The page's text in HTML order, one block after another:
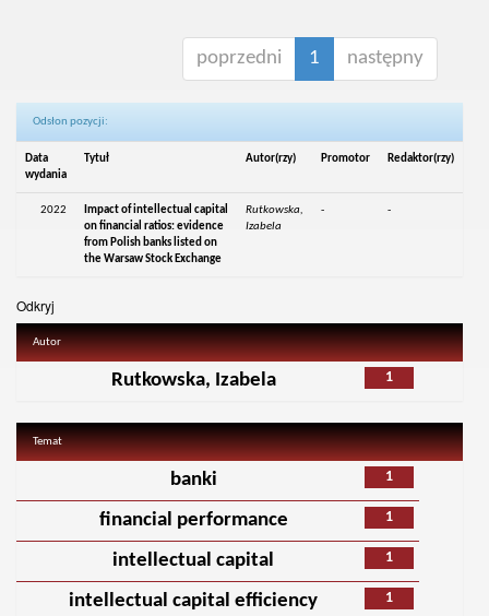
poprzedni 1 następny
Odsłon pozycji:
Data
wydania
Tytuł Autor(rzy) Promotor Redaktor(rzy)
2022
Impact of intellectual capital
on financial ratios: evidence
from Polish banks listed on
the Warsaw Stock Exchange
Rutkowska,
Izabela
- -
Odkryj
Autor
1
Rutkowska, Izabela
Temat
1
banki
1
financial performance
1
intellectual capital
1
intellectual capital efficiency